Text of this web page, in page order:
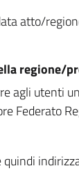
atto/
regione/
agli utenti
Federato